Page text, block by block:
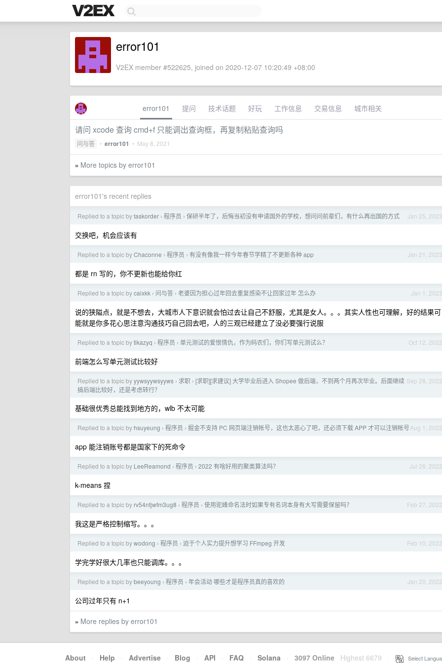
error101
V2EX member #522625, joined on 2020-12-07 10:20:49 +08:00
error101 提问 技术话题 好玩 工作信息 交易信息 城市相关
请问 xcode 查询 cmd+f 只能调出查询框，再复制粘贴查询吗
问与答 • error101 • May 8, 2021
» More topics by error101
error101's recent replies
Jan 25, 2023
Replied to a topic bytaskorder › 程序员 › 保研半年了，后悔当初没有申请国外的学校，想问问前辈们，有什么再出国的方式
交换吧，机会应该有
Jan 21, 2023
Replied to a topic byChaconne › 程序员 › 有没有像我一样今年春节学精了不更新各种 app
都是 rn 写的，你不更新也能给你红
Jan 1, 2023
Replied to a topic bycaixkk › 问与答 › 老婆因为担心过年回去重复感染不让回家过年 怎么办
说的狭隘点，就是不想去，大城市人下意识就会怕过去让自己不舒服，尤其是女人。。。其实人性也可理解，好的结果可
能就是你多花心思注意沟通技巧自己回去吧，人的三观已经建立了没必要强行说服
Oct 12, 2022
Replied to a topic bytikazyq › 程序员 › 单元测试的爱恨情仇，作为码农们，你们写单元测试么？
前端怎么写单元测试比较好
Sep 28, 2022
Replied to a topic byyywsyywsyyws › 求职 › [求职][求建议] 大学毕业后进入 Shopee 做后端，不到两个月再次毕业。后面继续
搞后端比较好，还是考虑转行？
基础很优秀总能找到地方的，wlb 不太可能
Aug 1, 2022
Replied to a topic by hsuyeung › 程序员 › 掘金不支持 PC 网页端注销帐号，这也太恶心了吧，还必须下载 APP 才可以注销帐号
app 能注销账号都是国家下的死命令
Jul 26, 2022
Replied to a topic by LeeReamond › 程序员 › 2022 有啥好用的聚类算法吗？
k-means 捏
Feb 27, 2022
Replied to a topic by rv54ntjwfm3ug8 › 程序员 › 使用驼峰命名法时如果专有名词本身有大写需要保留吗？
我这是严格控制缩写。。。
Feb 10, 2022
Replied to a topic bywodong › 程序员 › 迫于个人实力提升想学习 FFmpeg 开发
学完学好很大几率也只能调库。。。
Jan 20, 2022
Replied to a topic bybeeyoung › 程序员 › 年会活动 哪些才是程序员真的喜欢的
公司过年只有 n+1
» More replies by error101
About · Help · Advertise · Blog · API · FAQ · Solana · 3097 Online Highest 6679 Select